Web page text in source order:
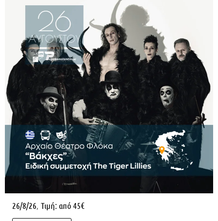
26/8/26, Τιμή: από 45€